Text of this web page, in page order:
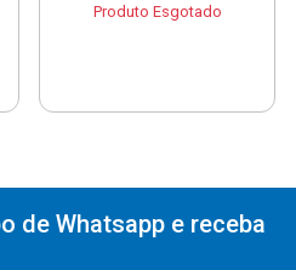
Produto Esgotado
de Whatsapp e receba